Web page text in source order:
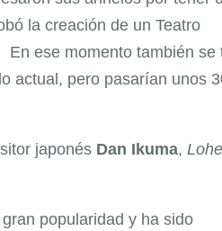
la creación de un Teatro
ese momento también se
actual, pero pasarían unos
japonés Dan Ikuma,
popularidad y ha sido